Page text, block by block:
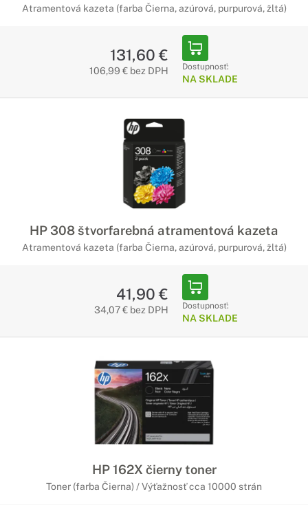
Atramentová kazeta (farba Čierna, azúrová, purpurová, žltá)
131,60 €
106,99 € bez DPH Dostupnosť:
NA SKLADE
HP 308 štvorfarebná atramentová kazeta
Atramentová kazeta (farba Čierna, azúrová, purpurová, žltá)
41,90 €
34,07 € bez DPH Dostupnosť:
NA SKLADE
HP 162X čierny toner
Toner (farba Čierna) / Výťažnosť cca 10000 strán